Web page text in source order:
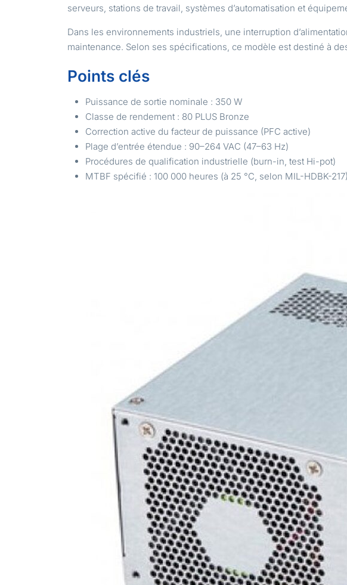
serveurs, stations de travail, systèmes d’automatisation et
Dans les environnements industriels, une interruption
maintenance. Selon ses spécifications, ce modèle est destiné à
Points clés
Puissance de sortie nominale : 350 W
Classe de rendement : 80 PLUS Bronze
Correction active du facteur de puissance (PFC active)
Plage d’entrée étendue : 90–264 VAC (47–63 Hz)
Procédures de qualification industrielle (burn-in, test Hi-pot)
MTBF spécifié : 100 000 heures (à 25 °C, selon MIL-HDBK-217)